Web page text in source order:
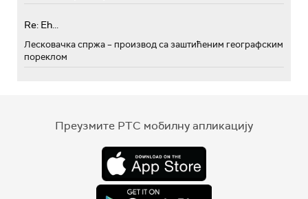
Re: Eh...
Лесковачка спржа – производ са заштићеним географским
пореклом
Преузмите РТС мобилну апликацију